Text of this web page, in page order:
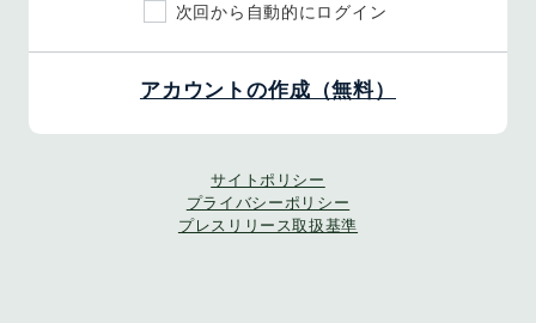
次回から自動的にログイン
アカウントの作成（無料）
サイトポリシー
プライバシーポリシー
プレスリリース取扱基準